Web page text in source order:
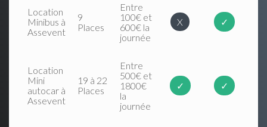
Location
Minibus à
Assevent
9
Places
Entre
100€ et
600€ la
journée
X ✓
Location
Mini
autocar à
Assevent
19 à 22
Places
Entre
500€ et
1800€
la
journée
✓ ✓